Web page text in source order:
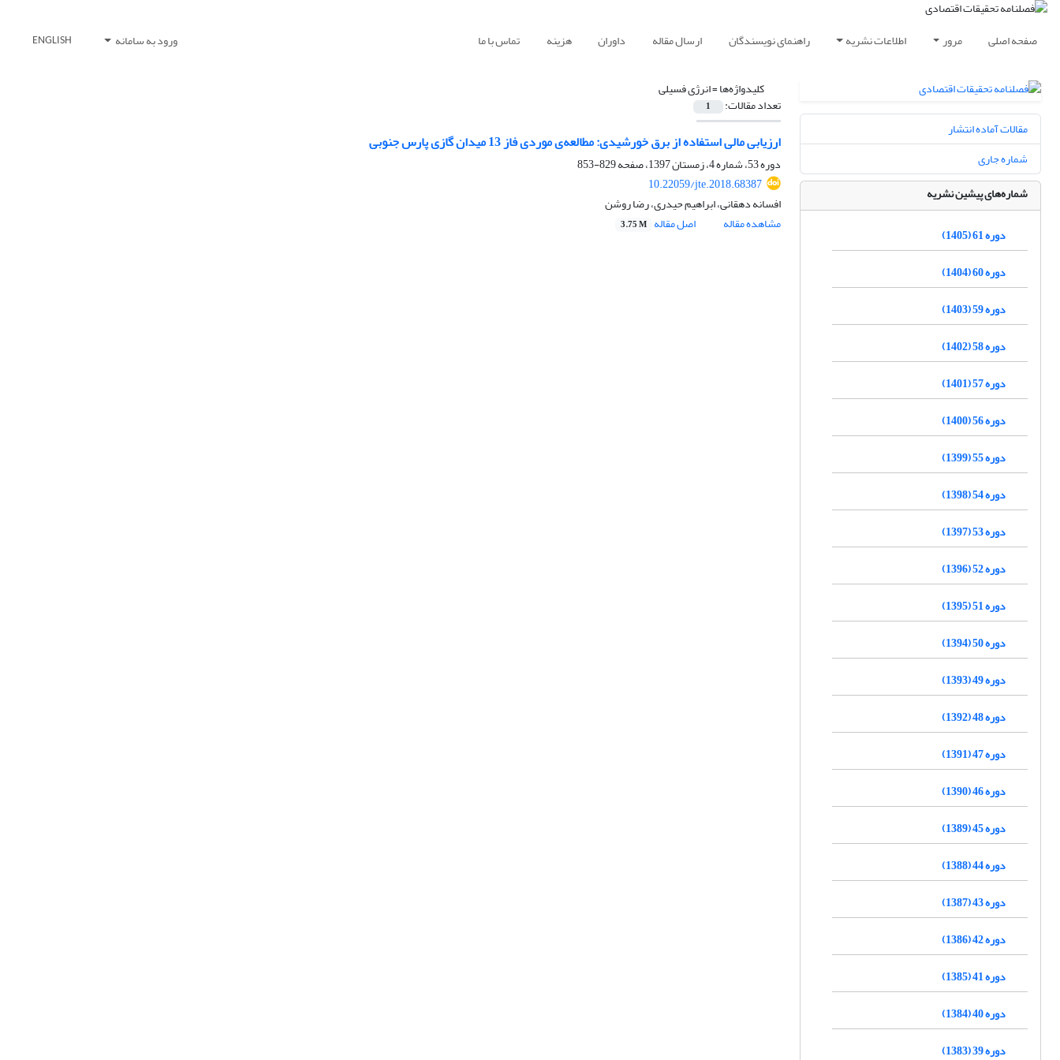
صفحه اصلی مرور اطلاعات نشریه راهنمای نویسندگان ارسال مقاله داوران هزینه تماس با ما ورود به سامانه ENGLISH
کلیدواژه‌ها =انرژی فسیلی
تعداد مقالات: 1
ارزیابی مالی استفاده از برق خورشیدی: مطالعه‌ی موردی فاز 13 میدان گازی پارس جنوبی
دوره 53، شماره 4، زمستان 1397، صفحه
829-853
10.22059/jte.2018.68387
افسانه دهقانی، ابراهیم حیدری، رضا روشن
مشاهده مقاله
اصل مقاله 3.75 M
مقالات آماده انتشار
شماره جاری
شماره‌های پیشین نشریه
دوره 61 (1405)
دوره 60 (1404)
دوره 59 (1403)
دوره 58 (1402)
دوره 57 (1401)
دوره 56 (1400)
دوره 55 (1399)
دوره 54 (1398)
دوره 53 (1397)
دوره 52 (1396)
دوره 51 (1395)
دوره 50 (1394)
دوره 49 (1393)
دوره 48 (1392)
دوره 47 (1391)
دوره 46 (1390)
دوره 45 (1389)
دوره 44 (1388)
دوره 43 (1387)
دوره 42 (1386)
دوره 41 (1385)
دوره 40 (1384)
دوره 39 (1383)